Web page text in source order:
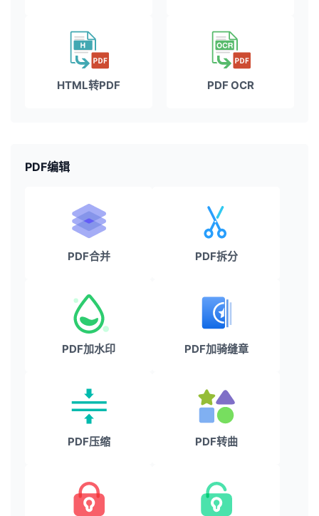
HTML转PDF PDF OCR
PDF编辑
PDF合并 PDF拆分
PDF加水印 PDF加骑缝章
PDF压缩 PDF转曲